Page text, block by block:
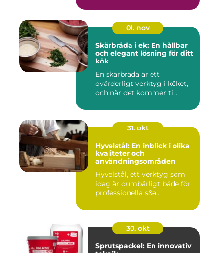
01. nov
Skärbräda i ek: En hållbar
och elegant lösning för ditt
kök
En skärbräda är ett
ovärderligt verktyg i köket,
och när det kommer ti...
31. okt
Hyvelstål: En inblick i olika
kvaliteter och
användningsområden
Hyvelstål, ett verktyg som
idag är oumbärligt både för
professionella s&a...
30. okt
Sprutspackel: En innovativ